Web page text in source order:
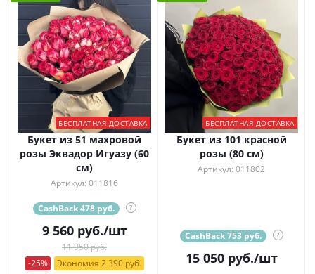
БЕСПЛАТНАЯ ДОСТАВКА
Букет из 51 махровой
розы Эквадор Игуазу (60
см)
Артикул: 011816
CashBack 478 руб. ?
9 560руб./шт
11 950 руб.
-25%
Экономия 2 390 руб.
БЕСПЛАТНАЯ ДОСТАВКА
Букет из 101 красной
розы (80 см)
Артикул: 011802
CashBack 753 руб. ?
15 050руб./шт